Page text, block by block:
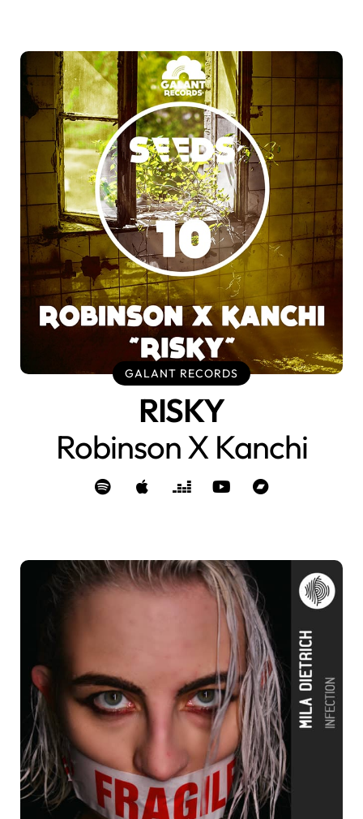
GALANT RECORDS
RISKY
Robinson X Kanchi